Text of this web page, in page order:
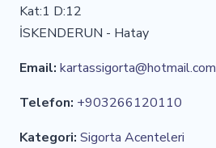
Kat:1 D:12
İSKENDERUN - Hatay
Email: kartassigorta@hotmail.com
Telefon: +903266120110
Kategori: Sigorta Acenteleri